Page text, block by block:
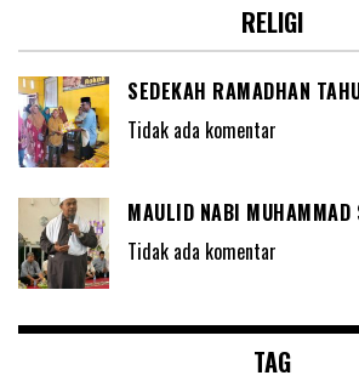
RELIGI
SEDEKAH RAMADHAN
Tidak ada komentar
MAULID NABI MUHAMMAD
Tidak ada komentar
TAG